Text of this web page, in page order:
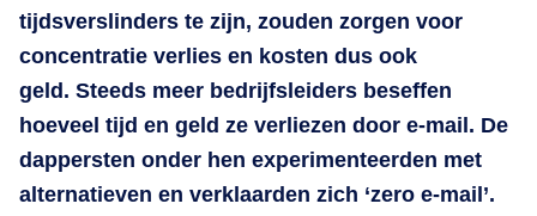
tijdsverslinders te zijn, zouden zorgen voor
concentratie verlies en kosten dus ook
geld. Steeds meer bedrijfsleiders beseffen
hoeveel tijd en geld ze verliezen door e-mail. De
dappersten onder hen experimenteerden met
alternatieven en verklaarden zich ‘zero e-mail’.